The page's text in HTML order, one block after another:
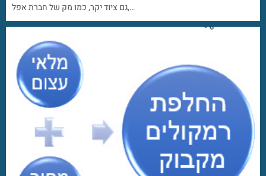
גם ציוד יקר, כמו מק של חברת אפל,…